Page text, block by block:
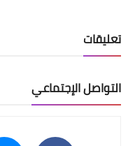
تعليقات
التواصل الإجتماعي